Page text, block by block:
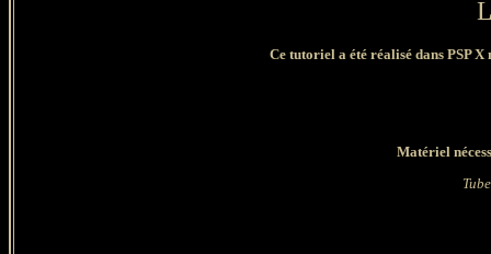
Ce tutoriel a été réalisé dans PSP
Matériel